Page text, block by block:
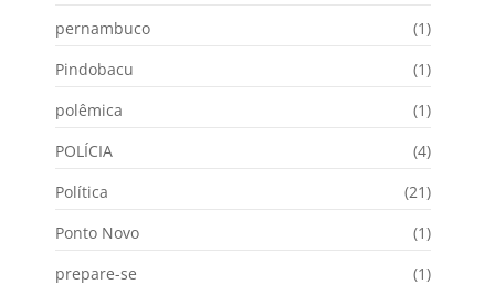
pernambuco
(1)
Pindobacu
(1)
polêmica
(1)
POLÍCIA
(4)
Política
(21)
Ponto Novo
(1)
prepare-se
(1)